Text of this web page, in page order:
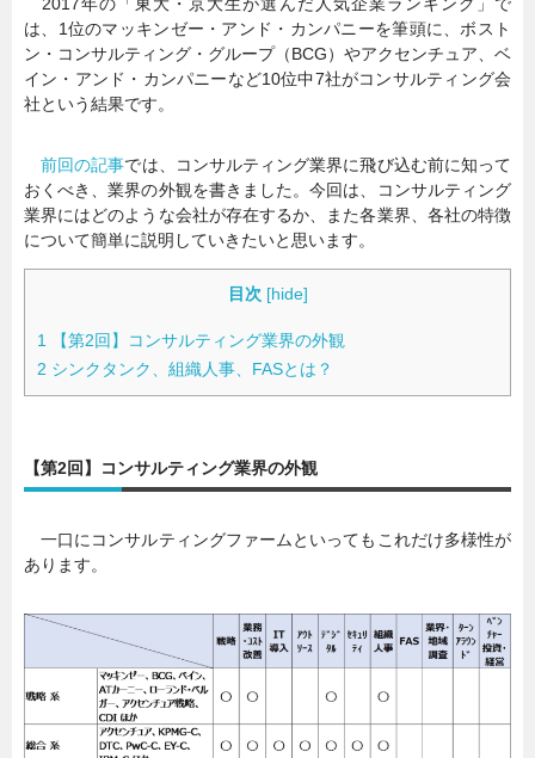
は、1位のマッキンゼー・アンド・カンパニーを筆頭に、ボスト
ン・コンサルティング・グループ（BCG）やアクセンチュア、ベ
イン・アンド・カンパニーなど10位中7社がコンサルティング会
社という結果です。
前回の記事では、コンサルティング業界に飛び込む前に知って
おくべき、業界の外観を書きました。今回は、コンサルティング
業界にはどのような会社が存在するか、また各業界、各社の特徴
について簡単に説明していきたいと思います。
目次 [hide]
1 【第2回】コンサルティング業界の外観
2 シンクタンク、組織人事、FASとは？
【第2回】コンサルティング業界の外観
一口にコンサルティングファームといってもこれだけ多様性が
あります。